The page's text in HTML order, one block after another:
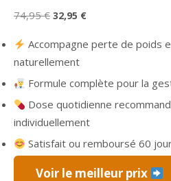
74,95€ Le
initial
était :
74,95 €.
32,95 €Le
actuel
32,95 €.
Accompagne perte de poids
naturellement
Formule complète pour la
Dose quotidienne
individuellement
Satisfait ou remboursé 60
Voir le meilleur prix